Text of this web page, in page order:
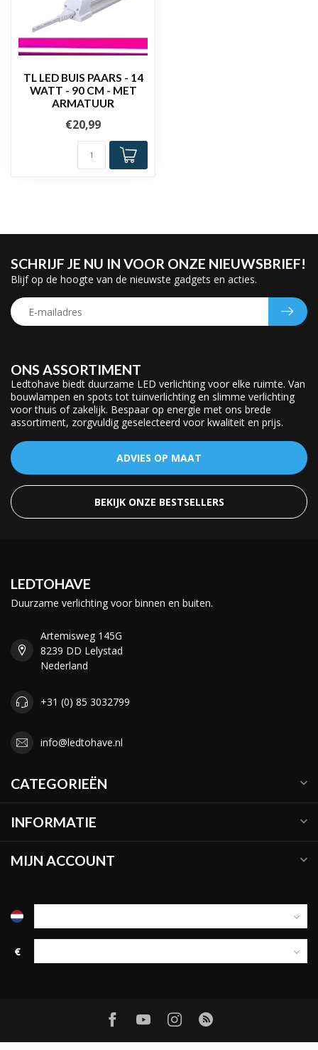
TL LED BUIS PAARS - 14
WATT - 90 CM - MET
ARMATUUR
€20,99
ONS ASSORTIMENT
Ledtohave biedt duurzame LED verlichting voor elke ruimte. Van
bouwlampen en spots tot tuinverlichting en slimme verlichting
voor thuis of zakelijk. Bespaar op energie met ons brede
assortiment, zorgvuldig geselecteerd voor kwaliteit en prijs.
ADVIES OP MAAT
BEKIJK ONZE BESTSELLERS
SCHRIJF JE NU IN VOOR ONZE NIEUWSBRIEF!
Blijf op de hoogte van de nieuwste gadgets en acties.
LEDTOHAVE
Duurzame verlichting voor binnen en buiten.
Artemisweg 145G
8239 DD Lelystad
Nederland
+31 (0) 85 3032799
info@ledtohave.nl
CATEGORIEËN
INFORMATIE
MIJN ACCOUNT
€